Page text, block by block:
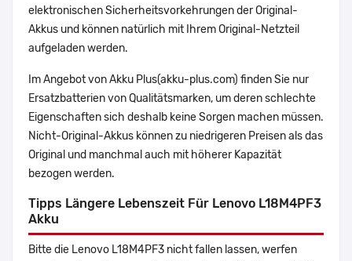
elektronischen Sicherheitsvorkehrungen der Original-
Akkus und können natürlich mit Ihrem Original-Netzteil
aufgeladen werden.
Im Angebot von Akku Plus(akku-plus.com) finden Sie nur
Ersatzbatterien von Qualitätsmarken, um deren schlechte
Eigenschaften sich deshalb keine Sorgen machen müssen.
Nicht-Original-Akkus können zu niedrigeren Preisen als das
Original und manchmal auch mit höherer Kapazität
bezogen werden.
Tipps Längere Lebenszeit Für Lenovo L18M4PF3
Akku
Bitte die Lenovo L18M4PF3 nicht fallen lassen, werfen